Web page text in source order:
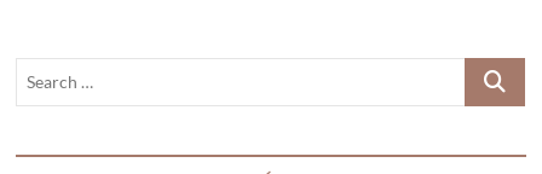
Search